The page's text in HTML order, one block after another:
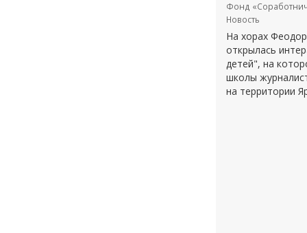
Фонд
Новость
На хорах
открылась
детей", на
школы
на территории